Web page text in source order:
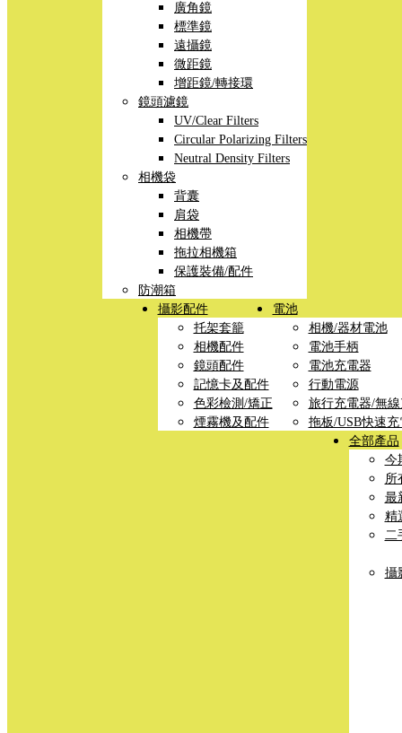
廣角鏡
標準鏡
遠攝鏡
微距鏡
增距鏡/轉接環
鏡頭濾鏡
UV/Clear Filters
Circular Polarizing Filters
Neutral Density Filters
相機袋
背囊
肩袋
相機帶
拖拉相機箱
保護裝備/配件
防潮箱
攝影配件
托架套籠
相機配件
鏡頭配件
記憶卡及配件
色彩檢測/矯正
煙霧機及配件
電池
相機/器材電池
電池手柄
電池充電器
行動電源
旅行充電器/無
拖板/USB快速充
全部產品
今
所
最
精
二
攝